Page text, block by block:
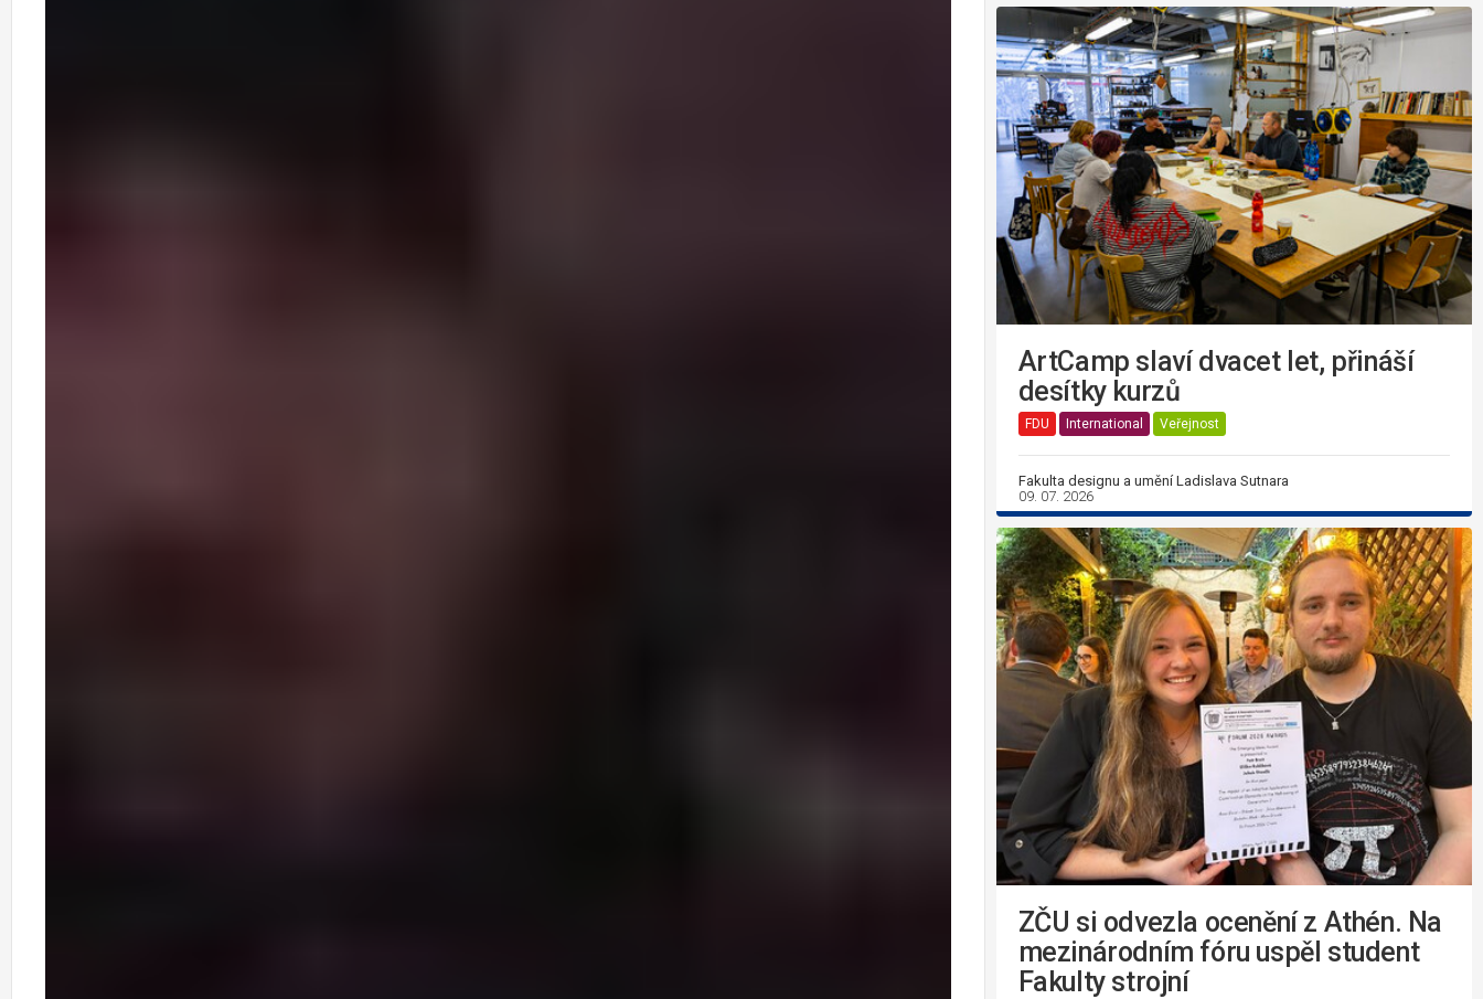
ArtCamp slaví dvacet let, přináší
desítky kurzů
FDU International Veřejnost
Fakulta designu a umění Ladislava Sutnara
09. 07. 2026
ZČU si odvezla ocenění z Athén. Na
mezinárodním fóru uspěl student
Fakulty strojní